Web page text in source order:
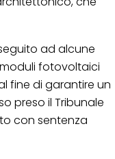
ad alcune
fotovoltaici
fine di garantire un
preso il Tribunale
con sentenza